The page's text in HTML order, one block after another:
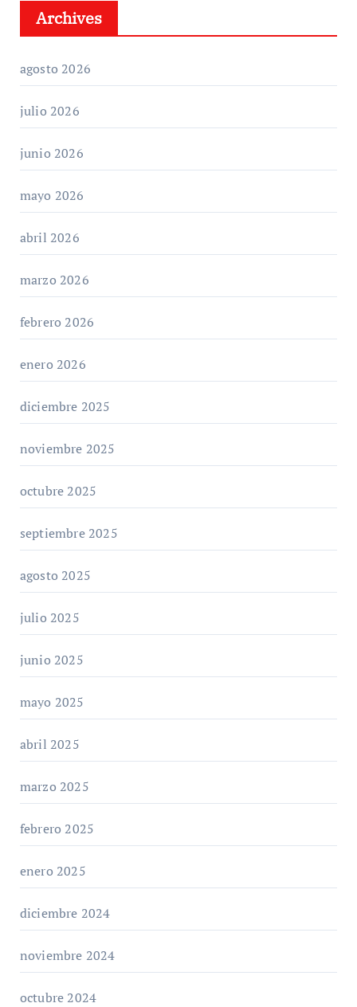
Archives
agosto 2026
julio 2026
junio 2026
mayo 2026
abril 2026
marzo 2026
febrero 2026
enero 2026
diciembre 2025
noviembre 2025
octubre 2025
septiembre 2025
agosto 2025
julio 2025
junio 2025
mayo 2025
abril 2025
marzo 2025
febrero 2025
enero 2025
diciembre 2024
noviembre 2024
octubre 2024